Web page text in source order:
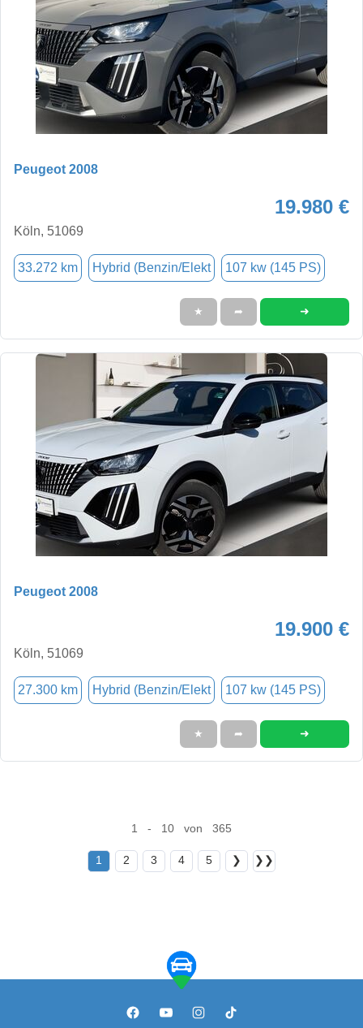
Peugeot 2008
19.980 €
Köln, 51069
33.272 km Hybrid (Benzin/Elekt 107 kw (145 PS)
★ ➦ ➜
Peugeot 2008
19.900 €
Köln, 51069
27.300 km Hybrid (Benzin/Elekt 107 kw (145 PS)
★ ➦ ➜
1 - 10 von 365
1 2 3 4 5 ❯ ❯❯